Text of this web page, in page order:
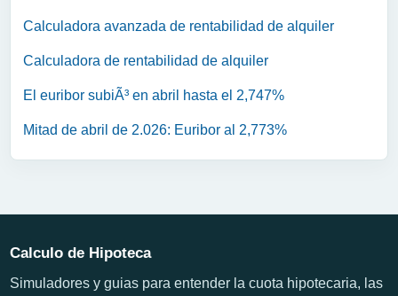
Calculadora avanzada de rentabilidad de alquiler
Calculadora de rentabilidad de alquiler
El euribor subiÃ³ en abril hasta el 2,747%
Mitad de abril de 2.026: Euribor al 2,773%
Calculo de Hipoteca
Simuladores y guias para entender la cuota hipotecaria, las